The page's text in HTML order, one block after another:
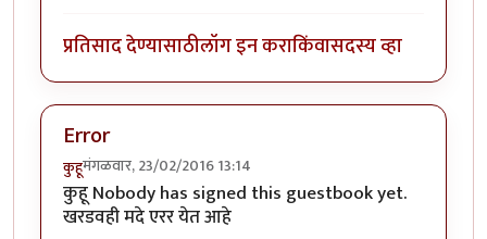
प्रतिसाद देण्यासाठीलॉग इन कराकिंवासदस्य व्हा
Error
कुहूमंगळवार, 23/02/2016 13:14
कुहू Nobody has signed this guestbook yet.
खरडवही मदे एरर येत आहे